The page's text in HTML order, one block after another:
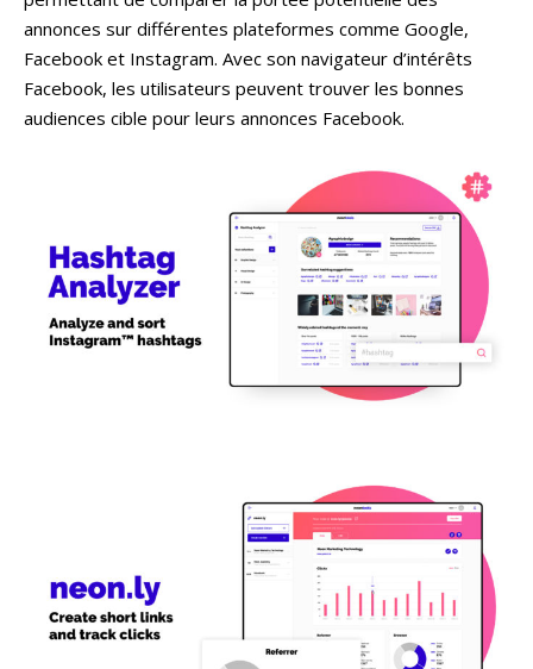
annonces sur différentes plateformes comme Google,
Facebook et Instagram. Avec son navigateur d’intérêts
Facebook, les utilisateurs peuvent trouver les bonnes
audiences cible pour leurs annonces Facebook.